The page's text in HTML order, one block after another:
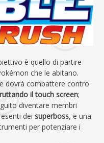
è quello di partire
che le abitano.
dovrà combattere contro
il touch screen;
diventare membri
dei superboss, e una
per potenziare i